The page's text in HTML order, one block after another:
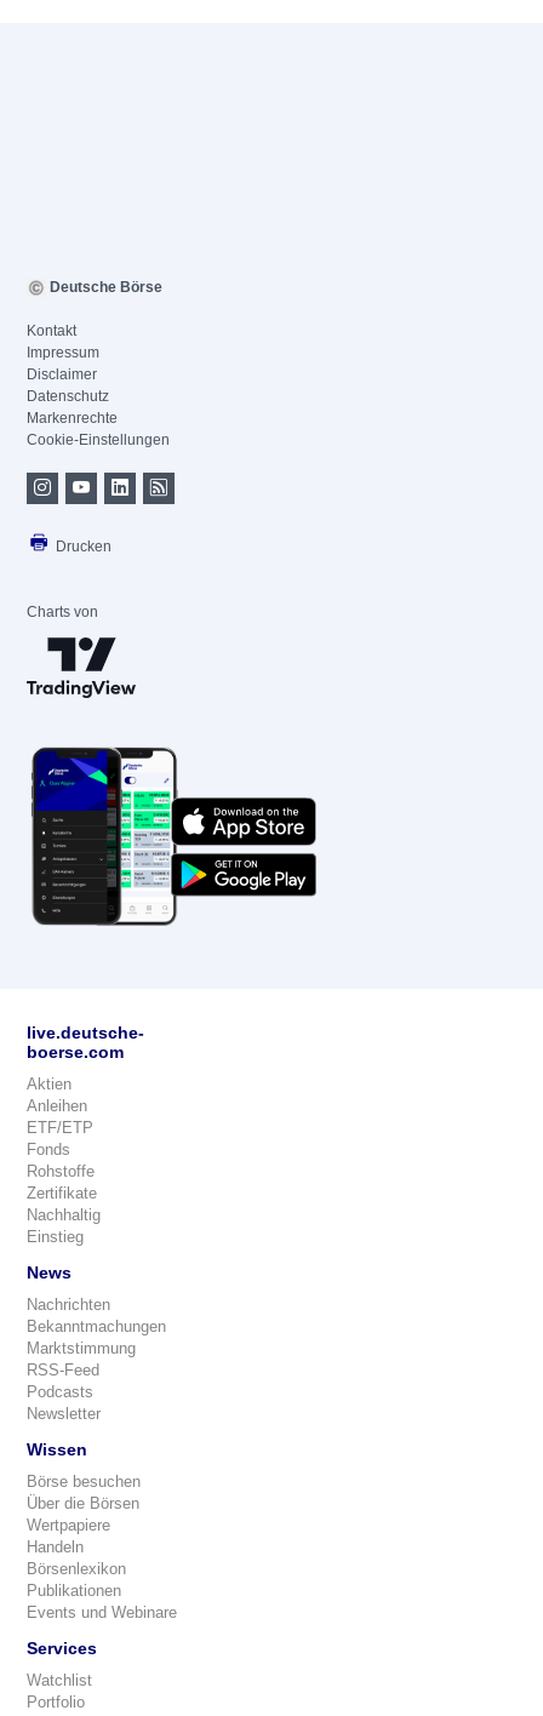
Deutsche Börse
Kontakt
Impressum
Disclaimer
Datenschutz
Markenrechte
Cookie-Einstellungen
Drucken
Charts von
live.deutsche-
boerse.com
Aktien
Anleihen
ETF/ETP
Fonds
Rohstoffe
Zertifikate
Nachhaltig
Einstieg
News
Nachrichten
Bekanntmachungen
Marktstimmung
RSS-Feed
Podcasts
Newsletter
Wissen
Börse besuchen
Über die Börsen
Wertpapiere
Handeln
Börsenlexikon
Publikationen
Events und Webinare
Services
Watchlist
Portfolio